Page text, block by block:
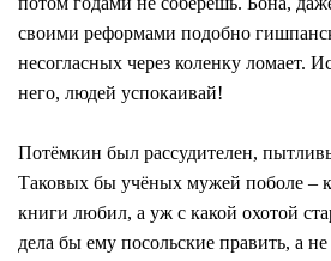
своими реформами подобно
несогласных через коленку ломает.
него, людей успокаивай!
Потёмкин был рассудителен,
Таковых бы учёных мужей поболе – к
книги любил, а уж с какой охотой
дела бы ему посольские править, а